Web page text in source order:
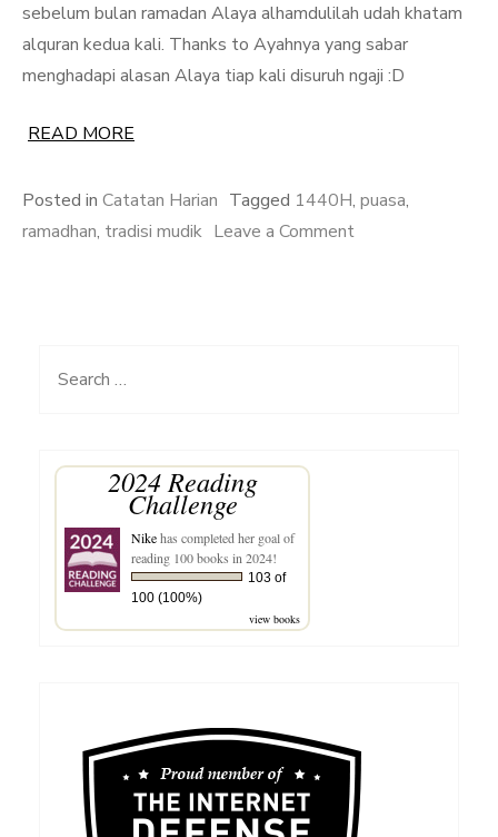
sebelum bulan ramadan Alaya alhamdulilah udah khatam
alquran kedua kali. Thanks to Ayahnya yang sabar
menghadapi alasan Alaya tiap kali disuruh ngaji :D
READ MORE
Posted in Catatan Harian Tagged 1440H, puasa,
ramadhan, tradisi mudik Leave a Commenton
Search
2024 Reading
Challenge
Nikehas completed her goal of
reading 100 books in 2024!
103 of
100 (100%)
view books